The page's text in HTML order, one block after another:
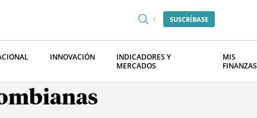
SUSCRÍBASE
INNOVACIÓN
INDICADORES Y
MERCADOS
MIS
FINANZAS